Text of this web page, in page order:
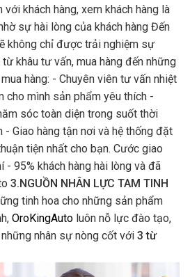
khách hàng, xem khách hàng là
sự hài lòng của khách hàng Đến
không chỉ được trải nghiệm sự
khâu tư vấn, mua hàng đến những
hàng: - Chuyên viên tư vấn nhiệt
cho mình sản phẩm yêu thích -
sóc toàn diện trong suốt thời
Giao hàng tận nơi và hệ thống đặt
tiện nhất cho bạn. Cước giao
- 95% khách hàng hài lòng và đã
3.NGUỒN NHÂN LỰC TAM TINH
tinh hoa cho những sản phẩm
OroKingAuto luôn nỗ lực đào tạo,
nhân sự nòng cốt với 3 từ